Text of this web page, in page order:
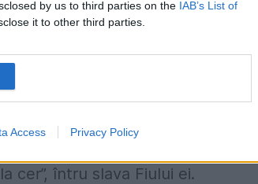
by us to third parties on the IAB’s List of
it to other third parties.
Access Privacy Policy
trupul Maicii Sale și
înviere, pentru că
nume: „adormire” –
cer”, întru slava Fiului ei.